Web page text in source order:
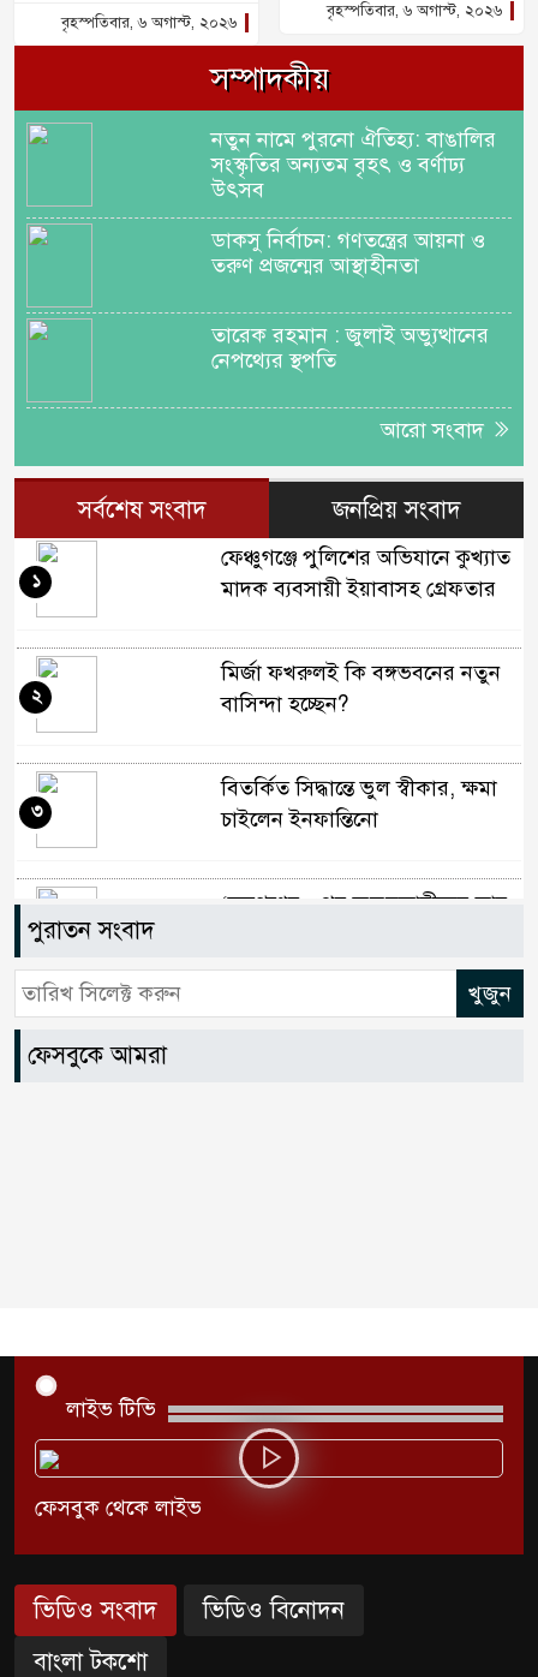
বৃহস্পতিবার, ৬ অগাস্ট, ২০২৬
বৃহস্পতিবার, ৬ অগাস্ট, ২০২৬
সম্পাদকীয়
নতুন নামে পুরনো ঐতিহ্য: বাঙালির
সংস্কৃতির অন্যতম বৃহৎ ও বর্ণাঢ্য
উৎসব
ডাকসু নির্বাচন: গণতন্ত্রের আয়না ও
তরুণ প্রজন্মের আস্থাহীনতা
তারেক রহমান : জুলাই অভ্যুত্থানের
নেপথ্যের স্থপতি
আরো সংবাদ
সর্বশেষ সংবাদ জনপ্রিয় সংবাদ
ফেঞ্চুগঞ্জে পুলিশের অভিযানে কুখ্যাত
মাদক ব্যবসায়ী ইয়াবাসহ গ্রেফতার
১
মির্জা ফখরুলই কি বঙ্গভবনের নতুন
বাসিন্দা হচ্ছেন?
২
বিতর্কিত সিদ্ধান্তে ভুল স্বীকার, ক্ষমা
চাইলেন ইনফান্তিনো
৩
‘জনগণের ওপর জুলুমকারীদের আর
৪
আন্তর্জাতিক স্বীকৃতিতে উচ্ছ্বসিত বুবলী
ভারতের স্বাধীনতা দিবসকে ‘ইন্ডিয়া
৮
তরুণদের আন্দোলনে মোদি সরকার
৯
৫ দিনের নতুন কর্মসূচি ঘোষণা
জামায়াত জোটের
১০
পুরাতন সংবাদ
ফেসবুকে আমরা
লাইভ টিভি
ফেসবুক থেকে লাইভ
ভিডিও সংবাদ
ভিডিও বিনোদন
বাংলা টকশো